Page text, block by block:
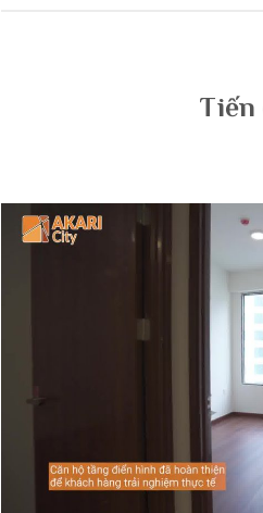
Tiến